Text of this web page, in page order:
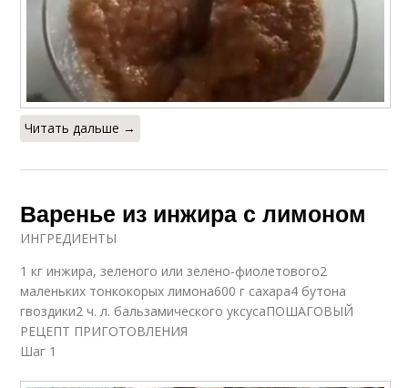
Читать дальше →
Варенье из инжира с лимоном
ИНГРЕДИЕНТЫ
1 кг инжира, зеленого или зелено-фиолетового2
маленьких тонкокорых лимона600 г сахара4 бутона
гвоздики2 ч. л. бальзамического уксусаПОШАГОВЫЙ
РЕЦЕПТ ПРИГОТОВЛЕНИЯ
Шаг 1